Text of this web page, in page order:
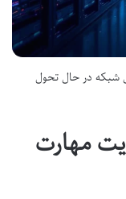
شبکه در حال تحول
مهارت